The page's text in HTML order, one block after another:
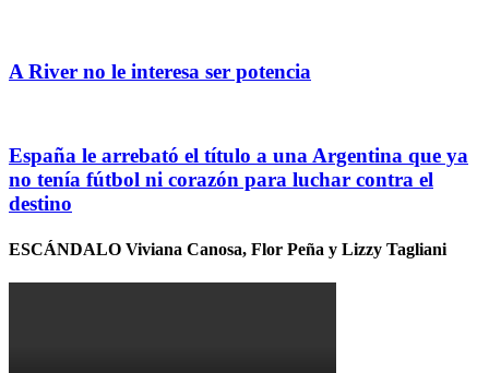
A River no le interesa ser potencia
España le arrebató el título a una Argentina que ya
no tenía fútbol ni corazón para luchar contra el
destino
ESCÁNDALO Viviana Canosa, Flor Peña y Lizzy Tagliani